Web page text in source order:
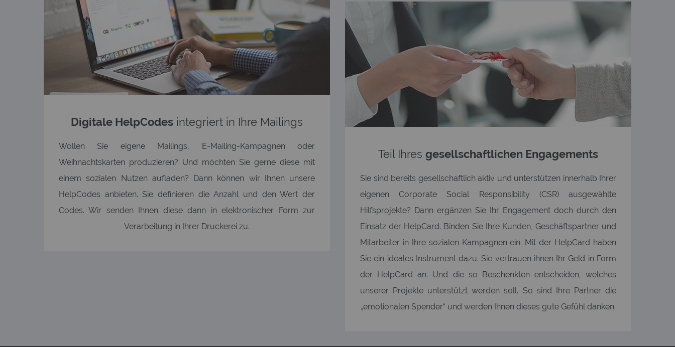
Digitale HelpCodes integriert in Ihre Mailings
Wollen Sie eigene Mailings, E-Mailing-Kampagnen oder
Weihnachtskarten produzieren? Und möchten Sie gerne diese mit
einem sozialen Nutzen aufladen? Dann können wir Ihnen unsere
HelpCodes anbieten. Sie definieren die Anzahl und den Wert der
Codes. Wir senden Ihnen diese dann in elektronischer Form zur
Verarbeitung in Ihrer Druckerei zu.
Teil Ihres gesellschaftlichen Engagements
Sie sind bereits gesellschaftlich aktiv und unterstützen innerhalb Ihrer
eigenen Corporate Social Responsibility (CSR) ausgewählte
Hilfsprojekte? Dann ergänzen Sie Ihr Engagement doch durch den
Einsatz der HelpCard. Binden Sie Ihre Kunden, Geschäftspartner und
Mitarbeiter in Ihre sozialen Kampagnen ein. Mit der HelpCard haben
Sie ein ideales Instrument dazu. Sie vertrauen ihnen Ihr Geld in Form
der HelpCard an. Und die so Beschenkten entscheiden, welches
unserer Projekte unterstützt werden soll. So sind Ihre Partner die
„emotionalen Spender“ und werden Ihnen dieses gute Gefühl danken.